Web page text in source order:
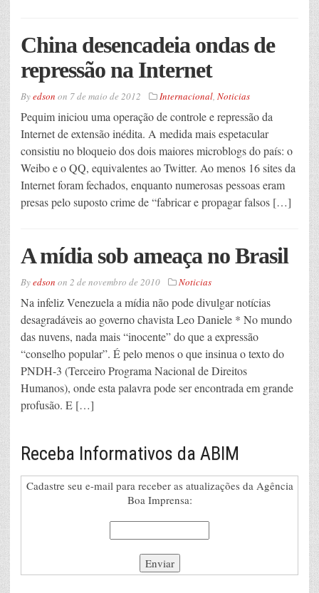
China desencadeia ondas de
repressão na Internet
Byedson on 7 de maio de 2012 Internacional, Noticias
Pequim iniciou uma operação de controle e repressão da
Internet de extensão inédita. A medida mais espetacular
consistiu no bloqueio dos dois maiores microblogs do país: o
Weibo e o QQ, equivalentes ao Twitter. Ao menos 16 sites da
Internet foram fechados, enquanto numerosas pessoas eram
presas pelo suposto crime de “fabricar e propagar falsos […]
A mídia sob ameaça no Brasil
Byedson on 2 de novembro de 2010 Noticias
Na infeliz Venezuela a mídia não pode divulgar notícias
desagradáveis ao governo chavista Leo Daniele * No mundo
das nuvens, nada mais “inocente” do que a expressão
“conselho popular”. É pelo menos o que insinua o texto do
PNDH-3 (Terceiro Programa Nacional de Direitos
Humanos), onde esta palavra pode ser encontrada em grande
profusão. E […]
Receba Informativos da ABIM
Cadastre seu e-mail para receber as atualizações da Agência
Boa Imprensa: